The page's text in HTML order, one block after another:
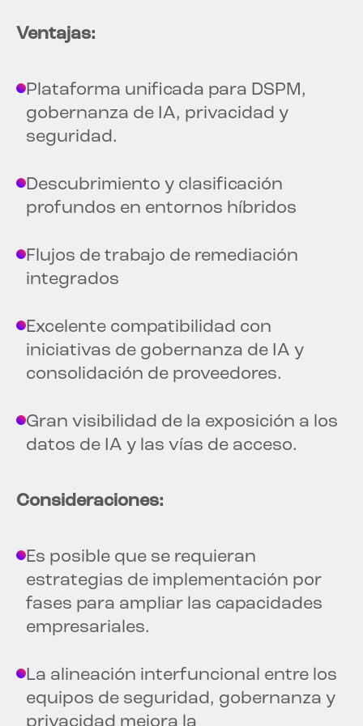
Ventajas:
Plataforma unificada para DSPM,
gobernanza de IA, privacidad y
seguridad.
Descubrimiento y clasificación
profundos en entornos híbridos
Flujos de trabajo de remediación
integrados
Excelente compatibilidad con
iniciativas de gobernanza de IA y
consolidación de proveedores.
Gran visibilidad de la exposición a los
datos de IA y las vías de acceso.
Consideraciones:
Es posible que se requieran
estrategias de implementación por
fases para ampliar las capacidades
empresariales.
La alineación interfuncional entre los
equipos de seguridad, gobernanza y